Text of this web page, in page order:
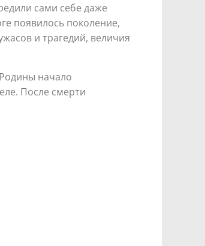
сами себе даже
появилось поколение,
и трагедий, величия
начало
После смерти